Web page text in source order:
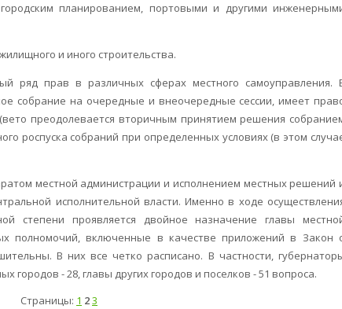
планированием, портовыми и другими
и иного строительства.
ряд прав в различных сферах местного самоуправления.
собрание на очередные и внеочередные сессии, имеет
преодолевается вторичным принятием решения
роспуска собраний при определенных условиях (в этом
местной администрации и исполнением местных решений
исполнительной власти. Именно в ходе
степени проявляется двойное назначение главы
полномочий, включенные в качестве приложений в Закон
В них все четко расписано. В частности,
- 28, главы других городов и поселков - 51 вопроса.
Страницы: 1 23